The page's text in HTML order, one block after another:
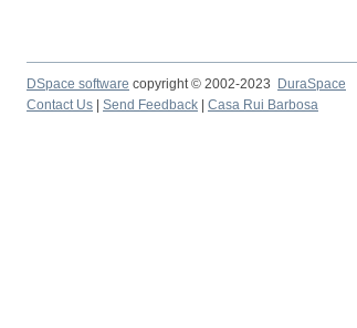
DSpace software copyright © 2002-2023 DuraSpace
Contact Us
Send Feedback Casa Rui Barbosa